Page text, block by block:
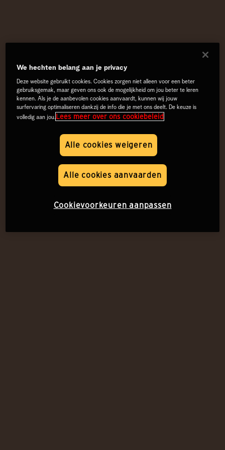
We hechten belang aan je privacy
Deze website gebruikt cookies. Cookies zorgen niet alleen voor een beter
gebruiksgemak, maar geven ons ook de mogelijkheid om jou beter te leren
kennen. Als je de aanbevolen cookies aanvaardt, kunnen wij jouw
surfervaring optimaliseren dankzij de info die je met ons deelt. De keuze is
volledig aan jou.Lees meer over ons cookiebeleid
Alle cookies weigeren
Alle cookies aanvaarden
Cookievoorkeuren aanpassen